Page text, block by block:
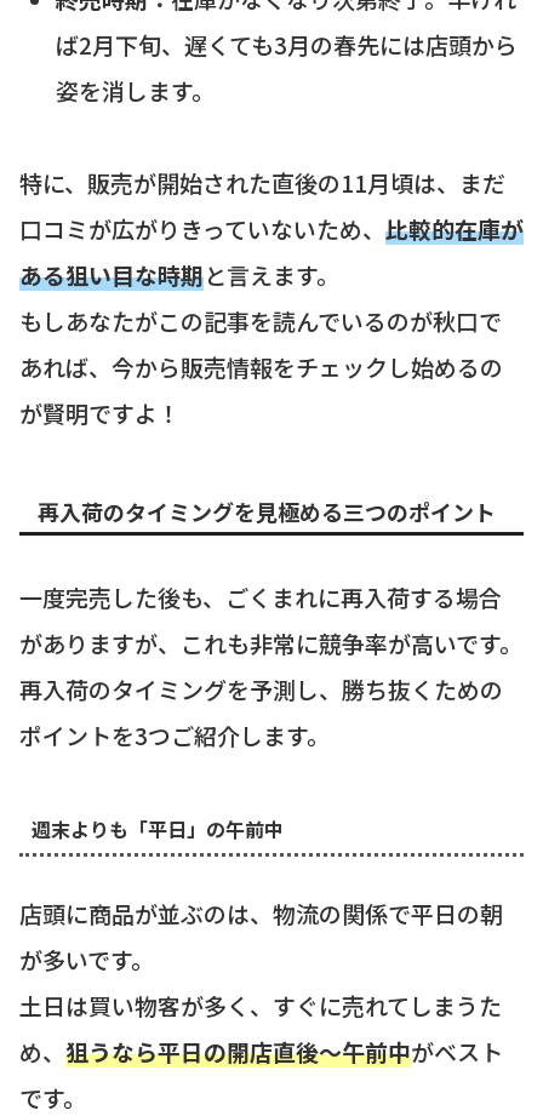
ば2月下旬、遅くても3月の春先には店頭から
姿を消します。
特に、販売が開始された直後の11月頃は、まだ
口コミが広がりきっていないため、 比較的在庫が
ある狙い目な時期と言えます。
もしあなたがこの記事を読んでいるのが秋口で
あれば、今から販売情報をチェックし始めるの
が賢明ですよ！
再入荷のタイミングを見極める三つのポイント
一度完売した後も、ごくまれに再入荷する場合
がありますが、これも非常に競争率が高いです。
再入荷のタイミングを予測し、勝ち抜くための
ポイントを3つご紹介します。
週末よりも「平日」の午前中
店頭に商品が並ぶのは、物流の関係で平日の朝
が多いです。
土日は買い物客が多く、すぐに売れてしまうた
め、 狙うなら平日の開店直後〜午前中がベスト
です。